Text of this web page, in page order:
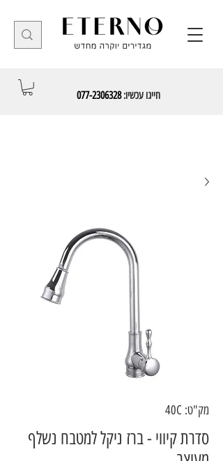
חייגו עכשיו:077-2306328
מק"ט: 40C
סדרת קיווי - ברז ניקל למטבח נשלף